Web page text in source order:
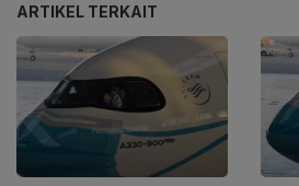
ARTIKEL TERKAIT